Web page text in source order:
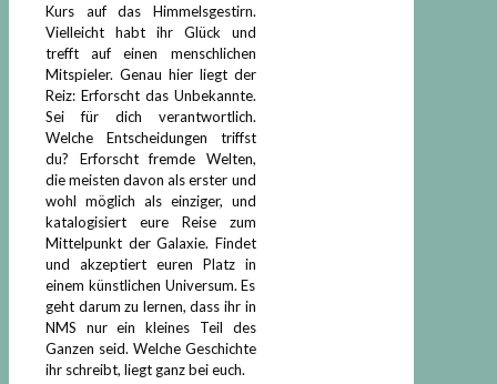
Kurs auf das Himmelsgestirn.
Vielleicht habt ihr Glück und
trefft auf einen menschlichen
Mitspieler. Genau hier liegt der
Reiz: Erforscht das Unbekannte.
Sei für dich verantwortlich.
Welche Entscheidungen triffst
du? Erforscht fremde Welten,
die meisten davon als erster und
wohl möglich als einziger, und
katalogisiert eure Reise zum
Mittelpunkt der Galaxie. Findet
und akzeptiert euren Platz in
einem künstlichen Universum. Es
geht darum zu lernen, dass ihr in
NMS nur ein kleines Teil des
Ganzen seid. Welche Geschichte
ihr schreibt, liegt ganz bei euch.